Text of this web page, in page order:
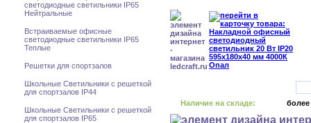
светодиодные светильники IP65
Нейтральные
Встраиваемые офисные
светодиодные светильники IP65
Теплые
Решетки для спортзалов
Школьные Светильники с решеткой
для спортзалов IP44
Школьные Светильники с решеткой
для спортзалов IP65
Наличие на складе: более